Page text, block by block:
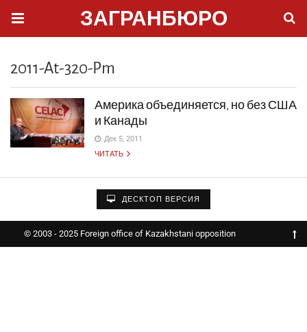
ЗАГРАНБЮРО
2011-At-320-Pm
Америка объединяется, но без США
и Канады
Дек 5, 2011
ЧИТАТЬ
ДЕСКТОП ВЕРСИЯ
© 2003 - 2025 Foreign office of Kazakhstani opposition